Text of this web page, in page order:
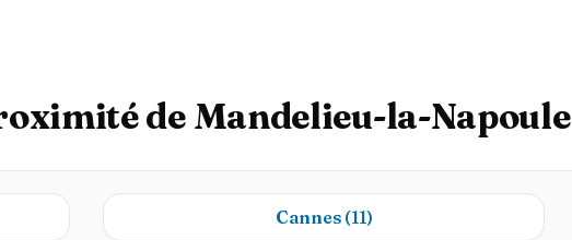
de Mandelieu-la-Napoule
Cannes (11)